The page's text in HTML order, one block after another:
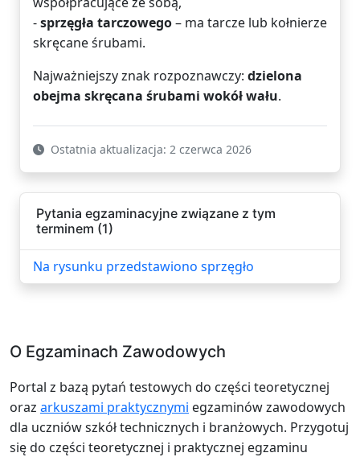
-sprzęgła tarczowego– ma tarcze lub kołnierze
skręcane śrubami.
Najważniejszy znak rozpoznawczy: dzielona
obejma skręcana śrubami wokół wału.
Ostatnia aktualizacja: 2 czerwca 2026
Pytania egzaminacyjne związane z tym
terminem (1)
Na rysunku przedstawiono sprzęgło
O Egzaminach Zawodowych
Portal z bazą pytań testowych do części teoretycznej
oraz arkuszami praktycznymi egzaminów zawodowych
dla uczniów szkół technicznych i branżowych. Przygotuj
się do części teoretycznej i praktycznej egzaminu